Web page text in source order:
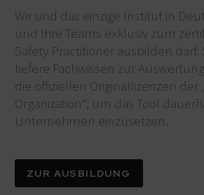
Wir sind das einzige Institut in
und Ihre Teams exklusiv zum
Safety Practitioner ausbilden darf.
tiefere Fachwissen zur
die offiziellen Originallizenzen der
Organization“, um das Tool
Unternehmen einzusetzen.
ZUR AUSBILDUNG